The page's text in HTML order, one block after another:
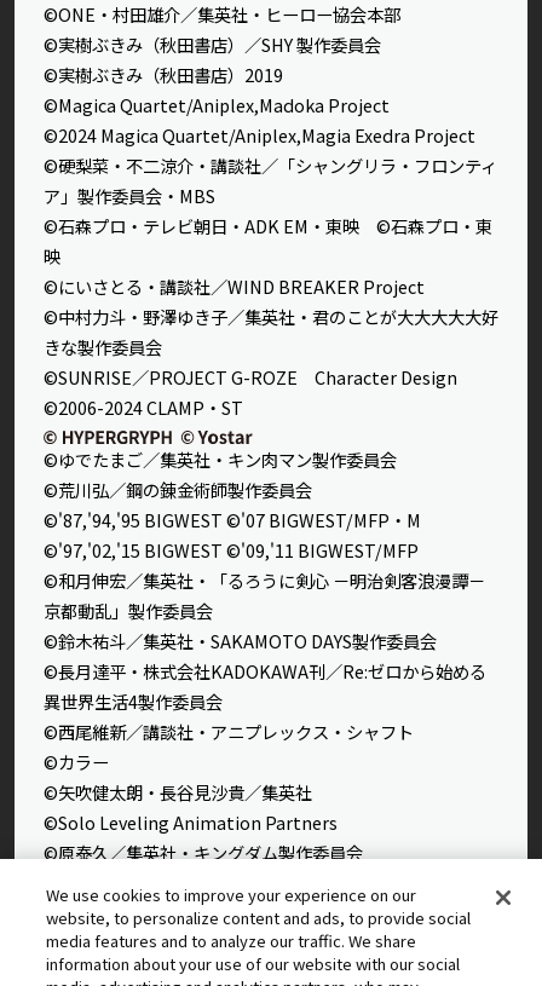
©ONE・村田雄介／集英社・ヒーロー協会本部
©実樹ぶきみ（秋田書店）／SHY 製作委員会
©実樹ぶきみ（秋田書店）2019
©Magica Quartet/Aniplex,Madoka Project
©2024 Magica Quartet/Aniplex,Magia Exedra Project
©硬梨菜・不二涼介・講談社／「シャングリラ・フロンティ
ア」製作委員会・MBS
©石森プロ・テレビ朝日・ADK EM・東映 ©石森プロ・東
映
©にいさとる・講談社／WIND BREAKER Project
©中村力斗・野澤ゆき子／集英社・君のことが大大大大大好
きな製作委員会
©SUNRISE／PROJECT G-ROZE Character Design
©2006-2024 CLAMP・ST
©ゆでたまご／集英社・キン肉マン製作委員会
©荒川弘／鋼の錬金術師製作委員会
©'87,'94,'95 BIGWEST ©'07 BIGWEST/MFP・M
©'97,'02,'15 BIGWEST ©'09,'11 BIGWEST/MFP
©和月伸宏／集英社・「るろうに剣心 －明治剣客浪漫譚－
京都動乱」製作委員会
©鈴木祐斗／集英社・SAKAMOTO DAYS製作委員会
©長月達平・株式会社KADOKAWA刊／Re:ゼロから始める
異世界生活4製作委員会
©西尾維新／講談社・アニプレックス・シャフト
©カラー
©矢吹健太朗・長谷見沙貴／集英社
©Solo Leveling Animation Partners
©原泰久／集英社・キングダム製作委員会
©石田スイ／集英社・東京喰種：re製作委員会
©外薗健／集英社
©タカヒロ・竹村洋平／集英社・魔防隊広報部
We use cookies to improve your experience on our
website, to personalize content and ads, to provide social
media features and to analyze our traffic. We share
information about your use of our website with our social